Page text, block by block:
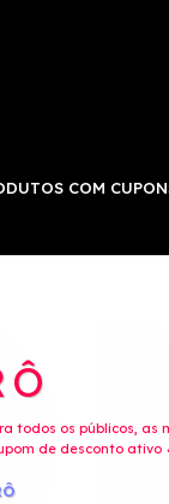
COM
todos os públicos, as
de desconto ativo